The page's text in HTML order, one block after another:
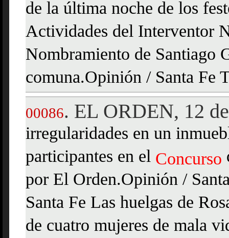
de la última noche de los
Actividades del Interventor
Nombramiento de Santiago
comuna.Opinión / Santa Fe
00086. EL ORDEN, 12
irregularidades en un
participantes en el Concurso
por El Orden.Opinión /
Santa Fe Las huelgas de
de cuatro mujeres de mala